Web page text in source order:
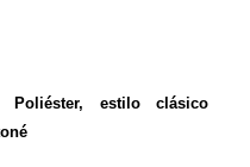
estilo clásico